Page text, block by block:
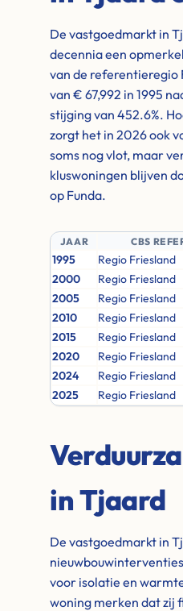
De vastgoedmarkt in
decennia een
van de referentieregio
van € 67,992 in 1995
stijging van 452.6%.
zorgt het in 2026 ook
soms nog vlot, maar
kluswoningen blijven
op Funda.
JAAR CBS
1995 Regio Friesland
2000
Regio Friesland
2005
Regio Friesland
2010
Regio Friesland
2015
Regio Friesland
2020
Regio Friesland
2024
Regio Friesland
2025
Regio Friesland
in Tjaard
De vastgoedmarkt in
voor isolatie en
woning merken dat zij